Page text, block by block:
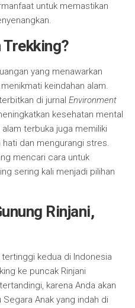
untuk memastikan
yang menawarkan
keindahan alam.
di jurnal Environment
kesehatan mental
terbuka juga memiliki
dan mengurangi stres.
mencari cara untuk
sering kali menjadi pilihan
Rinjani,
tertinggi kedua di Indonesia
ke puncak Rinjani
karena Anda akan
Anak yang indah di